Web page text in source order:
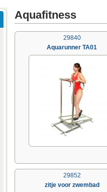
Aquafitness
29840
Aquarunner TA01
29852
zitje voor zwembad